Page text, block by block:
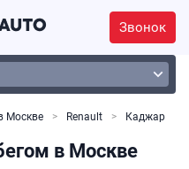
Звонок
Москве Renault Каджар
в Москве